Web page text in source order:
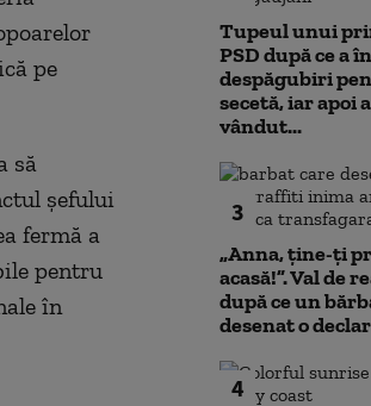
pe
să
șefului
fermă a
pentru
în
Tupeul unui
PSD după ce a
despăgubiri
secetă, iar apoi a
vândut...
3
„Anna, ţine-ţi
acasă!”. Val de
după ce un
desenat o
4